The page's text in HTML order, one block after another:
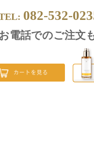
082-532-
電話でのご注文